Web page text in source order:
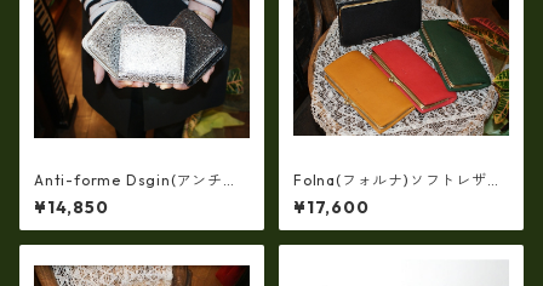
Anti-forme Dsgin(アンチフ
ォルムデザイン)ソフトメタリ
ックレザー二つ折り財布 af-2
9900057
¥14,850
Folna(フォルナ)ソフトレザ
ー・OLIVE NUME・ワイドポ
ケット仕様・がま口長財布
(日本製）fo-2993870
¥17,600